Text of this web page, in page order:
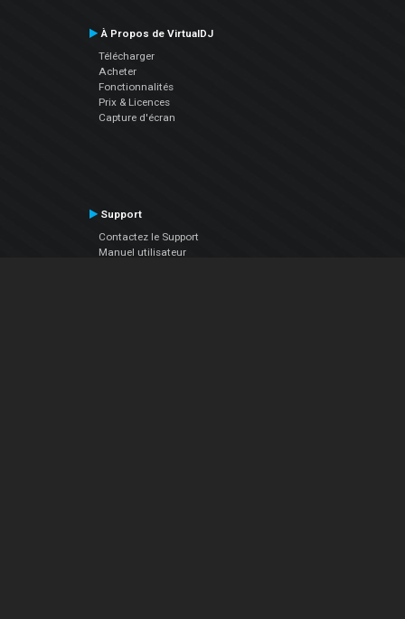
À Propos de VirtualDJ
Télécharger
Acheter
Fonctionnalités
Prix & Licences
Capture d'écran
Support
Contactez le Support
Manuel utilisateur